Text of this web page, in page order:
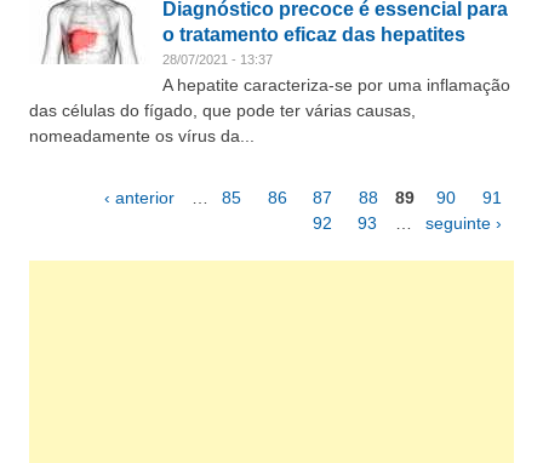
Diagnóstico precoce é essencial para
o tratamento eficaz das hepatites
28/07/2021 - 13:37
A hepatite caracteriza-se por uma inflamação
das células do fígado, que pode ter várias causas,
nomeadamente os vírus da...
Páginas‹ anterior 85 86 87 88 89 90
91
92
93 seguinte ›